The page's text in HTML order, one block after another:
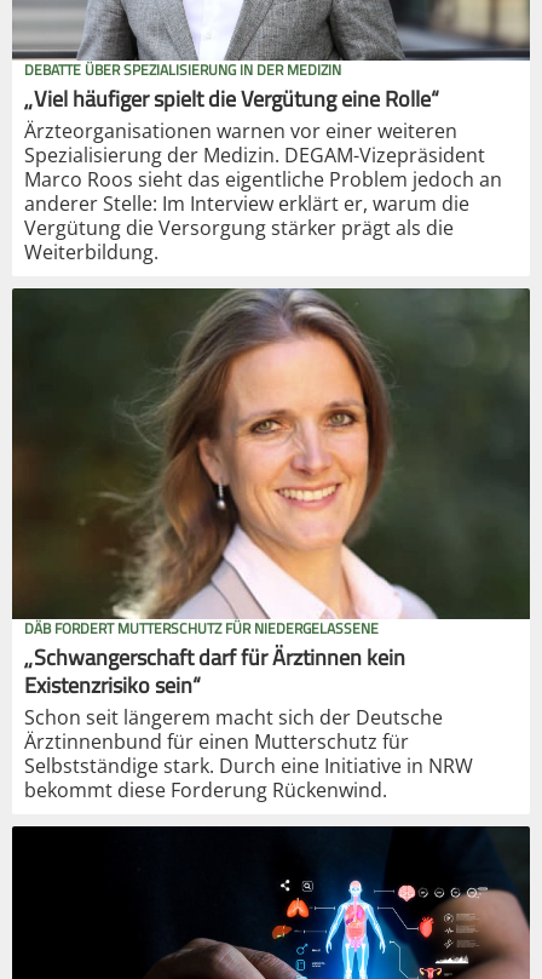
DEBATTE ÜBER SPEZIALISIERUNG IN DER MEDIZIN
„Viel häufiger spielt die Vergütung eine Rolle“
Ärzteorganisationen warnen vor einer weiteren
Spezialisierung der Medizin. DEGAM-Vizepräsident
Marco Roos sieht das eigentliche Problem jedoch an
anderer Stelle: Im Interview erklärt er, warum die
Vergütung die Versorgung stärker prägt als die
Weiterbildung.
DÄB FORDERT MUTTERSCHUTZ FÜR NIEDERGELASSENE
„Schwangerschaft darf für Ärztinnen kein
Existenzrisiko sein“
Schon seit längerem macht sich der Deutsche
Ärztinnenbund für einen Mutterschutz für
Selbstständige stark. Durch eine Initiative in NRW
bekommt diese Forderung Rückenwind.